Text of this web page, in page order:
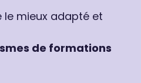
mieux adapté et
de formations